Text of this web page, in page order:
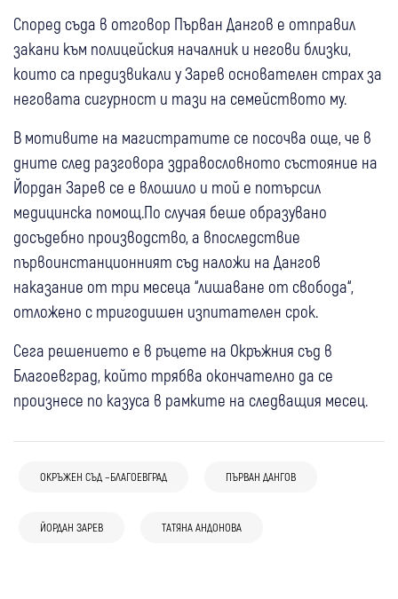
Според съда в отговор Първан Дангов е отправил
закани към полицейския началник и негови близки,
които са предизвикали у Зарев основателен страх за
неговата сигурност и тази на семейството му.
В мотивите на магистратите се посочва още, че в
дните след разговора здравословното състояние на
Йордан Зарев се е влошило и той е потърсил
медицинска помощ.По случая беше образувано
досъдебно производство, а впоследствие
първоинстанционният съд наложи на Дангов
наказание от три месеца “лишаване от свобода“,
отложено с тригодишен изпитателен срок.
Сега решението е в ръцете на Окръжния съд в
Благоевград, който трябва окончателно да се
произнесе по казуса в рамките на следващия месец.
ОКРЪЖЕН СЪД –БЛАГОЕВГРАД ПЪРВАН ДАНГОВ
ЙОРДАН ЗАРЕВ ТАТЯНА АНДОНОВА
Дупница 05 авг
(СНИМКИ) Стотици на поклонение пред
патриарх Даниил възглави вечерня в храм
"Свети Георги"
ОбС – Дупница, гласува: “Дупница Транс“ се
След обществен натиск: Председателят
предложението си за допълнение в
Благоевград 08 юли